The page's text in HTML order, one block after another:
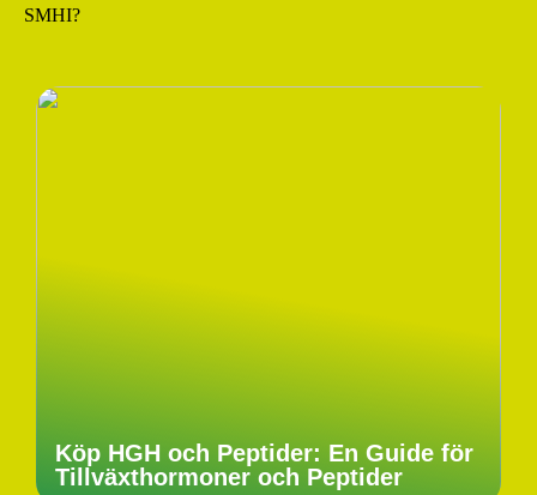
SMHI?
Köp HGH och Peptider: En Guide för
Tillväxthormoner och Peptider